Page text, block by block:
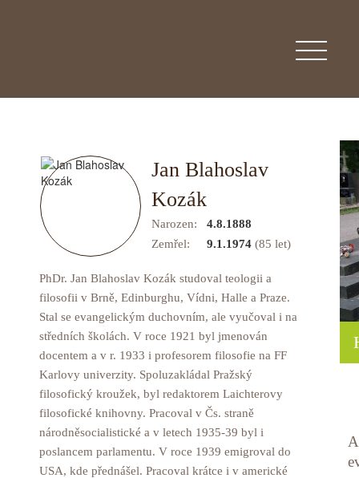
Jan Blahoslav
Kozák
Narozen:
4.8.1888
Zemřel:
9.1.1974 (85 let)
PhDr. Jan Blahoslav Kozák studoval teologii a
filosofii v Brně, Edinburghu, Vídni, Halle a Praze.
Stal se evangelickým duchovním, ale vyučoval i na
středních školách. V roce 1921 byl jmenován
docentem a v r. 1933 i profesorem filosofie na FF
Karlovy univerzity. Spoluzakládal Pražský
filosofický kroužek, byl redaktorem Laichterovy
filosofické knihovny. Pracoval v Čs. straně
národněsocialistické a v letech 1935-39 byl i
poslancem parlamentu. V roce 1939 emigroval do
USA, kde přednášel. Pracoval krátce i v americké